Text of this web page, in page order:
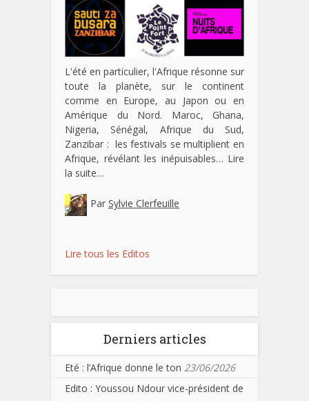
L'été en particulier, l'Afrique résonne sur
toute la planète, sur le continent
comme en Europe, au Japon ou en
Amérique du Nord. Maroc, Ghana,
Nigeria, Sénégal, Afrique du Sud,
Zanzibar : les festivals se multiplient en
Afrique, révélant les inépuisables… Lire
la suite…
Par Sylvie Clerfeuille
Lire tous les Editos
Derniers articles
Eté : l’Afrique donne le ton 23/06/2026
Edito : Youssou Ndour vice-président de